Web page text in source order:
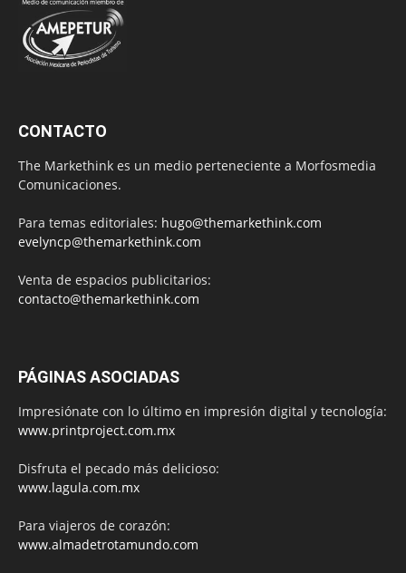
CONTACTO
The Markethink es un medio perteneciente a Morfosmedia
Comunicaciones.
Para temas editoriales: hugo@themarkethink.com
evelyncp@themarkethink.com
Venta de espacios publicitarios:
contacto@themarkethink.com
PÁGINAS ASOCIADAS
Impresiónate con lo último en impresión digital y tecnología:
www.printproject.com.mx
Disfruta el pecado más delicioso:
www.lagula.com.mx
Para viajeros de corazón:
www.almadetrotamundo.com